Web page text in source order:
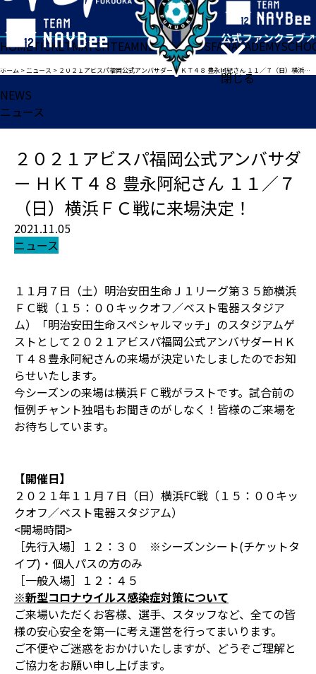
閉じる
HOMETICKETMATCHTEAMNEWSGOODSFANACADEMY
ホーム >ニュース > ２０２１アビスパ福岡公式アンバサダー ＨＫＴ４８ 豊永阿紀さん １１／７（日）横浜ＦＣ戦に来場決定！
NEWS
ニュース
２０２１アビスパ福岡公式アンバサダ
ー ＨＫＴ４８ 豊永阿紀さん １１／７
（日）横浜ＦＣ戦に来場決定！
2021.11.05
ニュース
１１月７日（土）明治安田生命Ｊ１リーグ第３５節横浜
ＦＣ戦（１５：００キックオフ／ベスト電器スタジア
ム）「明治安田生命スペシャルマッチ」のスタジアムゲ
ストとして２０２１アビスパ福岡公式アンバサダーＨＫ
Ｔ４８豊永阿紀さんの来場が決定いたしましたのでお知
らせいたします。
今シーズンの来場は横浜ＦＣ戦がラストです。試合前の
恒例チャント独唱もお聞きのがしなく！皆様のご来場を
お待ちしています。
【開催日】
２０２１年１１月７日（日）横浜FC戦（１５：００キッ
クオフ／ベスト電器スタジアム）
<開場時間>
［先行入場］１２：３０ ※シーズンシート(チケットタ
イプ)・個人パスの方のみ
［一般入場］１２：４５
※新型コロナウイルス感染症対策について
ご来場いただくお客様、選手、スタッフなど、全ての皆
様の安心安全を第一に考え運営を行ってまいります。
ご不便やご迷惑をおかけいたしますが、どうぞご理解と
ご協力をお願い申し上げます。